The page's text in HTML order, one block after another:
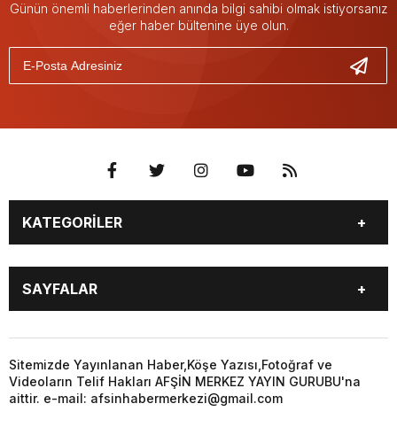
Günün önemli haberlerinden anında bilgi sahibi olmak istiyorsanız
eğer haber bültenine üye olun.
KATEGORİLER
EĞİTİM
EKONOMİ
GÜNCEL
SİYASET
YEREL HABERLER
KÜNYE
…
3. SAYFA
KÜLTÜR
SAYFALAR
GÜNCEL
ÖZEL HABER
SİYASET
YEREL HABERLER
KÜNYE
…
Sitemizde Yayınlanan Haber,Köşe Yazısı,Fotoğraf ve
Videoların Telif Hakları AFŞİN MERKEZ YAYIN GURUBU'na
aittir. e-mail: afsinhabermerkezi@gmail.com